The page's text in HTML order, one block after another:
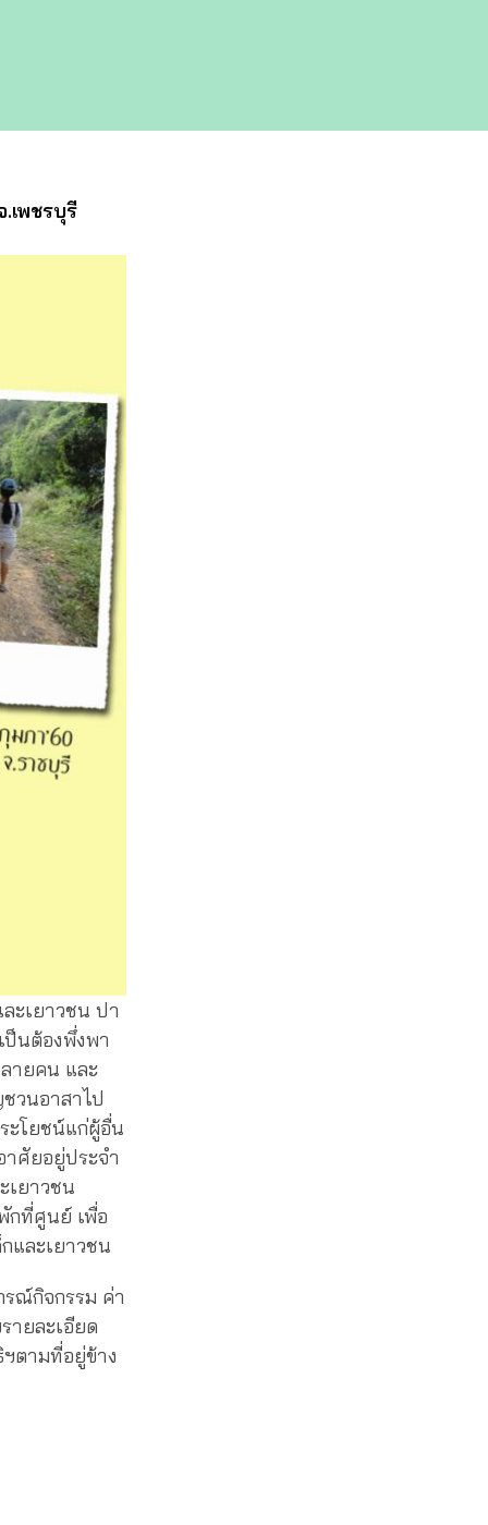
เพชรบุรี
ะเยาวชน ปา
ป็นต้องพึ่งพา
ายคน และ
วนอาสาไป
ะโยชน์แก่ผู้อื่น
าศัยอยู่ประจำ
เยาวชน
กที่ศูนย์ เพื่อ
และเยาวชน
รณ์กิจกรรม ค่า
ายละเอียด
ตามที่อยู่ข้าง